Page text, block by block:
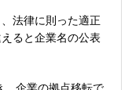
法律に則った適正
ると企業名の公表
、企業の拠点移転で